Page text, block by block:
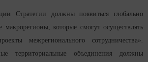
Стратегии должны появиться глобально
макрорегионы, которые смогут осуществлять
межрегионального сотрудничества».
территориальные объединения должны